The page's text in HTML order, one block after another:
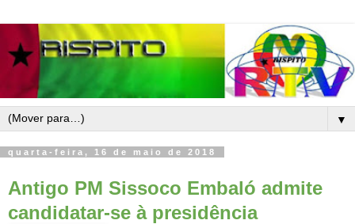
▼
quarta-feira, 16 de maio de 2018
Antigo PM Sissoco Embaló admite
candidatar-se à presidência